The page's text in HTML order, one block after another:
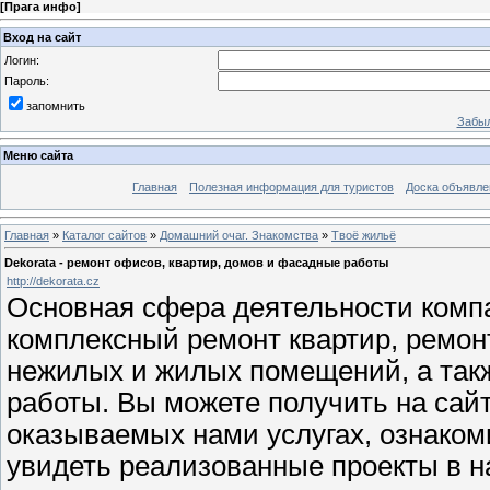
[Прага инфо]
Вход на сайт
Логин:
Пароль:
запомнить
Меню сайта
Главная Полезная информация для туристов Доска
Главная » Каталог сайтов » Домашний очаг. Знакомства » Твоё жильё
Dekorata - ремонт офисов, квартир, домов и фасадные работы
http://dekorata.cz
Основная сфера деятельности
комплексный ремонт квартир,
нежилых и жилых помещений, а
работы. Вы можете получить на
оказываемых нами услугах,
увидеть реализованные проекты в